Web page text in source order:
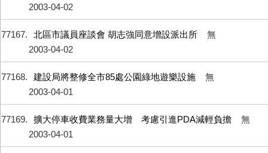
2003-04-02
77167 北區市議員座談會 胡志強同意增設派出所
無
2003-04-02
77168 建設局將整修全市85處公園綠地遊樂設施
無
2003-04-01
77169 擴大停車收費業務量大增 考慮引進PDA減輕負擔
無
2003-04-01